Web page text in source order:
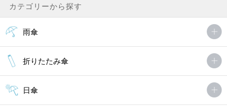
カテゴリーから探す
雨傘
折りたたみ傘
日傘